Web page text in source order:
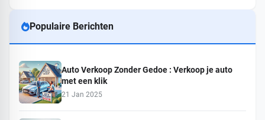
Populaire Berichten
Auto Verkoop Zonder Gedoe : Verkoop je auto
met een klik
21 Jan 2025